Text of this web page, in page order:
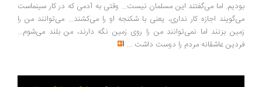
اما می‌گفتند این مسلمان نیست... وقتی به آدمی که در کار سینماست
اجازه کار نداری، یعنی با شکنجه او را می‌کشند... می‌توانند من را
بزنند اما نمی‌توانند من را روی زمین نگه دارند، من بلند می‌شوم...
عاشقانه مردم را دوست داشت ...